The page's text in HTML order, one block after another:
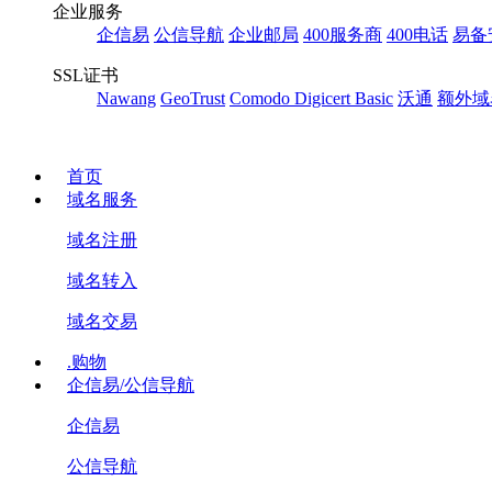
企业服务
企信易 公信导航 企业邮局 400服务商 400电话 易备
SSL证书
Nawang GeoTrust Comodo Digicert Basic 沃通 额外域
首页
域名服务
域名注册
域名转入
域名交易
.购物
企信易/公信导航
企信易
公信导航